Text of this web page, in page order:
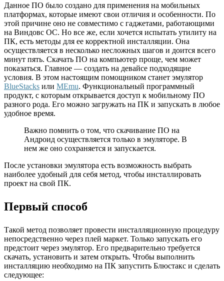
Данное ПО было создано для применения на мобильных
платформах, которые имеют свои отличия и особенности. По
этой причине оно не совместимо с гаджетами, работающими
на Виндовс ОС. Но все же, если хочется испытать утилиту на
ПК, есть методы для ее корректной инсталляции. Она
осуществляется в несколько несложных шагов и доится всего
минут пять. Скачать ПО на компьютер проще, чем может
показаться. Главное — создать на девайсе подходящие
условия. В этом настоящим помощником станет эмулятор
BlueStacks или MEmu. Функциональный программный
продукт, с которым открывается доступ к мобильному ПО
разного рода. Его можно загружать на ПК и запускать в любое
удобное время.
Важно помнить о том, что скачивание ПО на
Андроид осуществляется только в эмуляторе. В
нем же оно сохраняется и запускается.
После установки эмулятора есть возможность выбрать
наиболее удобный для себя метод, чтобы инсталлировать
проект на свой ПК.
Первый способ
Такой метод позволяет провести инсталляционную процедуру
непосредственно через плей маркет. Только запускать его
предстоит через эмулятор. Его предварительно требуется
скачать, установить и затем открыть. Чтобы выполнить
инсталляцию необходимо на ПК запустить Блюстакс и сделать
следующее: